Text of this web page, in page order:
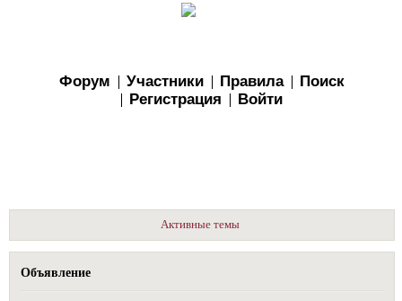
Форум Участники Правила
Поиск
Регистрация
Войти
Активные темы
Объявление